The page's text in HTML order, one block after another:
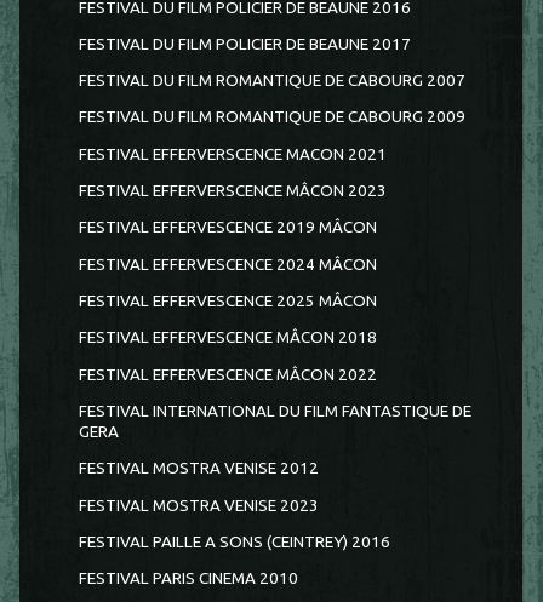
FESTIVAL DU FILM POLICIER DE BEAUNE 2016
FESTIVAL DU FILM POLICIER DE BEAUNE 2017
FESTIVAL DU FILM ROMANTIQUE DE CABOURG 2007
FESTIVAL DU FILM ROMANTIQUE DE CABOURG 2009
FESTIVAL EFFERVERSCENCE MACON 2021
FESTIVAL EFFERVERSCENCE MÂCON 2023
FESTIVAL EFFERVESCENCE 2019 MÂCON
FESTIVAL EFFERVESCENCE 2024 MÂCON
FESTIVAL EFFERVESCENCE 2025 MÂCON
FESTIVAL EFFERVESCENCE MÂCON 2018
FESTIVAL EFFERVESCENCE MÂCON 2022
FESTIVAL INTERNATIONAL DU FILM FANTASTIQUE DE
GERA
FESTIVAL MOSTRA VENISE 2012
FESTIVAL MOSTRA VENISE 2023
FESTIVAL PAILLE A SONS (CEINTREY) 2016
FESTIVAL PARIS CINEMA 2010